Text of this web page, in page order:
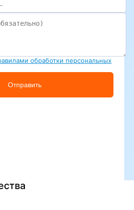
обработки персональных
Отправить